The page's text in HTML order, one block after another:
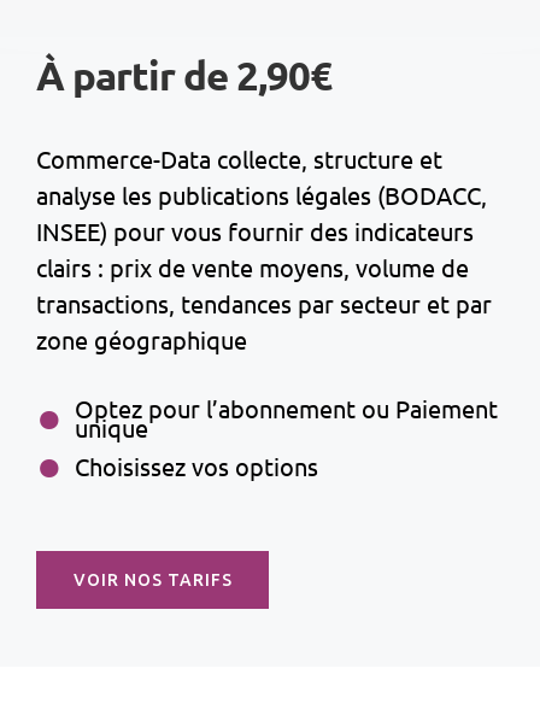
À partir de 2,90€
Commerce-Data collecte, structure et
analyse les publications légales (BODACC,
INSEE) pour vous fournir des indicateurs
clairs : prix de vente moyens, volume de
transactions, tendances par secteur et par
zone géographique
Optez pour l’abonnement ou Paiement
unique
Choisissez vos options
VOIR NOS TARIFS